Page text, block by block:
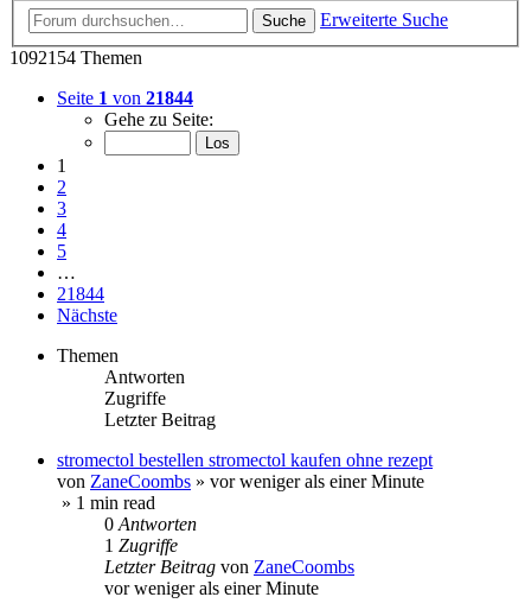
Suche
Erweiterte Suche
1092154 Themen
Seite 1 von 21844
Gehe zu Seite:
1
2
3
4
5
…
21844
Nächste
Themen
Antworten
Zugriffe
Letzter Beitrag
stromectol bestellen stromectol kaufen ohne rezept
von ZaneCoombs » vor weniger als einer Minute
» 1 min read
0 Antworten
1 Zugriffe
Letzter Beitrag von ZaneCoombs
vor weniger als einer Minute